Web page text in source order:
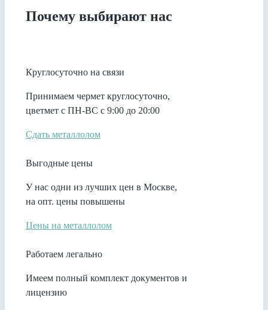
Почему выбирают нас
Круглосуточно на связи
Принимаем чермет круглосуточно,
цветмет с ПН-ВС с 9:00 до 20:00
Сдать металлолом
Выгодные цены
У нас одни из лучших цен в Москве,
на опт. цены повышены
Цены на металлолом
Работаем легально
Имеем полный комплект документов и
лицензию